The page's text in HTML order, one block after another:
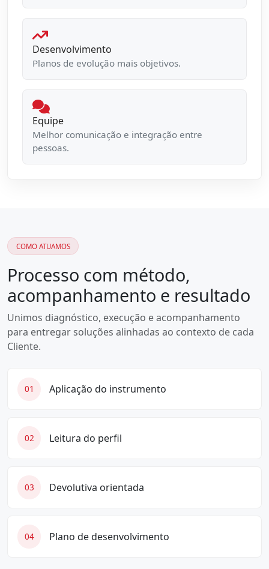
Desenvolvimento
Planos de evolução mais objetivos.
Equipe
Melhor comunicação e integração entre
pessoas.
COMO ATUAMOS
Processo com método,
acompanhamento e resultado
Unimos diagnóstico, execução e acompanhamento
para entregar soluções alinhadas ao contexto de cada
Cliente.
01 Aplicação do instrumento
02 Leitura do perfil
03 Devolutiva orientada
04 Plano de desenvolvimento